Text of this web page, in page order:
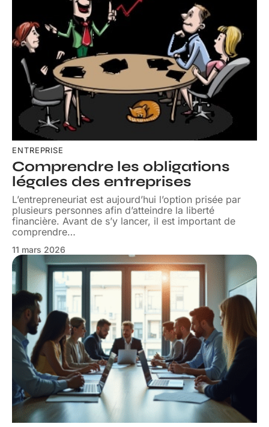
ENTREPRISE
Comprendre les obligations
légales des entreprises
L’entrepreneuriat est aujourd’hui l’option prisée par
plusieurs personnes afin d’atteindre la liberté
financière. Avant de s’y lancer, il est important de
comprendre…
11 mars 2026